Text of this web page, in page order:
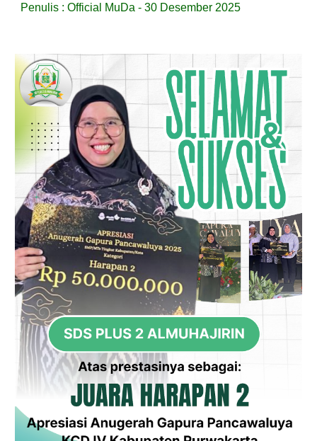
Penulis : Official MuDa - 30 Desember 2025